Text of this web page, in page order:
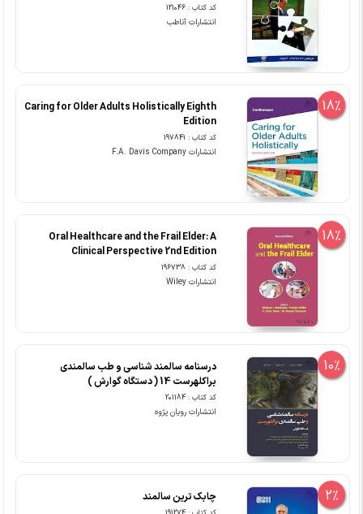
کد کتاب : 121046
انتشارات آناطب
18%
Caring for Older Adults Holistically Eighth
Edition
کد کتاب : 197841
انتشارات F.A. Davis Company
18%
Oral Healthcare and the Frail Elder: A
Clinical Perspective 2nd Edition
کد کتاب : 196738
انتشارات Wiley
10%
درسنامه سالمند شناسی و طب سالمندی
براکلهرست 14 ( دستگاه گوارش )
کد کتاب : 201184
انتشارات رویان پژوه
2% چابک ترین سالمند